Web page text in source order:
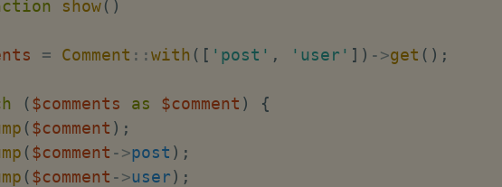
show( )
= Comment ::with ( [ 'post' , 'user' ] ) ->get ( ) ;
($comments as $comment )
{
($comment ) ;
($comment ->post ) ;
($comment ->user) ;